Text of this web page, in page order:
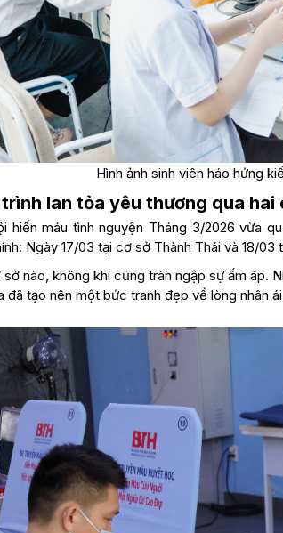
Hình ảnh sinh viên háo hứng
trình lan tỏa yêu thương qua hai
hiến máu tình nguyện Tháng 3/2026 vừa
Ngày 17/03 tại cơ sở Thành Thái và 18/03
sở nào, không khí cũng tràn ngập sự ấm áp.
đã tạo nên một bức tranh đẹp về lòng nhân